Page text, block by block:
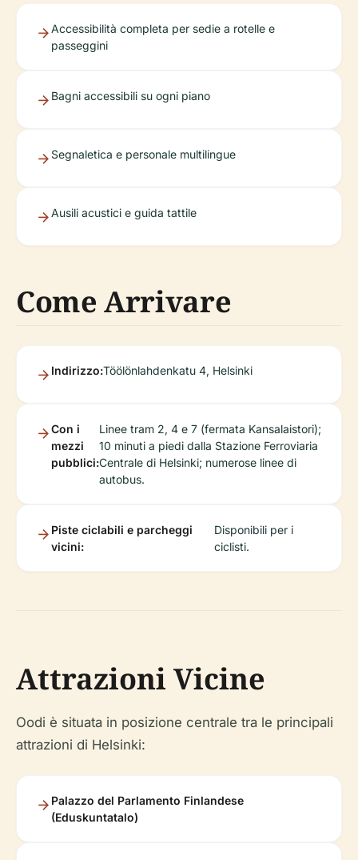
Accessibilità completa per sedie a rotelle e
passeggini
Bagni accessibili su ogni piano
Segnaletica e personale multilingue
Ausili acustici e guida tattile
Come Arrivare
Indirizzo:Töölönlahdenkatu 4, Helsinki
Con i
mezzi
pubblici:
Linee tram 2, 4 e 7 (fermata Kansalaistori);
10 minuti a piedi dalla Stazione Ferroviaria
Centrale di Helsinki; numerose linee di
autobus.
Piste ciclabili e parcheggi
vicini:
Disponibili per i
ciclisti.
Attrazioni Vicine
Oodi è situata in posizione centrale tra le principali
attrazioni di Helsinki:
Palazzo del Parlamento Finlandese
(Eduskuntatalo)